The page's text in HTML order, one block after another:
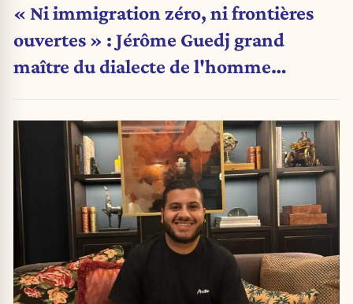
« Ni immigration zéro, ni frontières
ouvertes » : Jérôme Guedj grand
maître du dialecte de l'homme